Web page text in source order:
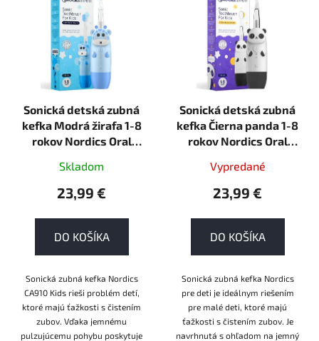
Sonická detská zubná
kefka Modrá žirafa 1-8
rokov Nordics Oral
Skladom
23,99 €
DO KOŠÍKA
Sonická zubná kefka Nordics
CA910 Kids rieši problém detí,
ktoré majú ťažkosti s čistením
zubov. Vďaka jemnému
pulzujúcemu pohybu poskytuje
Sonická detská zubná
kefka Čierna panda 1-8
rokov Nordics Oral
Vypredané
23,99 €
DO KOŠÍKA
Sonická zubná kefka Nordics
pre deti je ideálnym riešením
pre malé deti, ktoré majú
ťažkosti s čistením zubov. Je
navrhnutá s ohľadom na jemný